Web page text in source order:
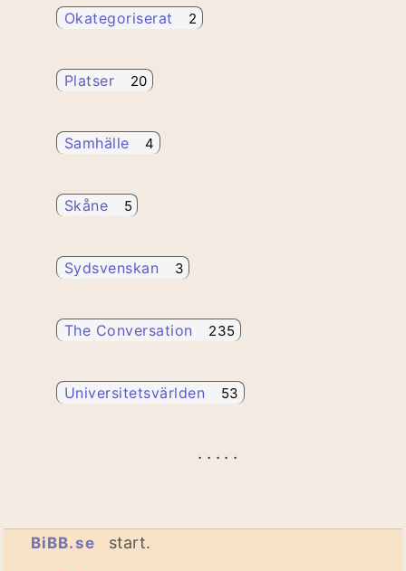
Okategoriserat 2
Platser 20
Samhälle 4
Skåne 5
Sydsvenskan 3
The Conversation 235
Universitetsvärlden 53
. . . . .
BiBB.se start.